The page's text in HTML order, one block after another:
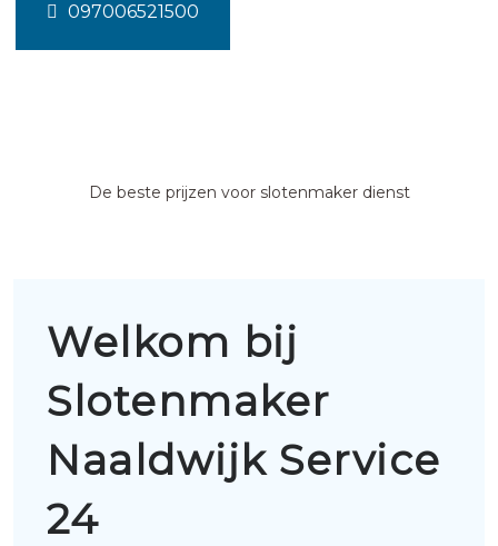
097006521500
De beste prijzen voor slotenmaker dienst
Welkom bij
Slotenmaker
Naaldwijk Service
24